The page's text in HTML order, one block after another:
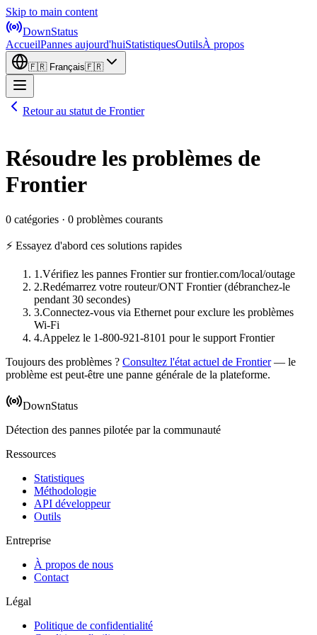
Skip to main content
DownStatus
AccueilPannes aujourd'huiStatistiquesOutilsÀ propos
🇫🇷 Français🇫🇷
Retour au statut de Frontier
Résoudre les problèmes de
Frontier
0 catégories · 0 problèmes courants
⚡ Essayez d'abord ces solutions rapides
1 .Vérifiez les pannes Frontier sur frontier.com/local/outage
2.Redémarrez votre routeur/ONT Frontier (débranchez-le
pendant 30 secondes)
3.Connectez-vous via Ethernet pour exclure les problèmes
Wi-Fi
4.Appelez le 1-800-921-8101 pour le support Frontier
Toujours des problèmes ? Consultez l'état actuel de Frontier — le
problème est peut-être une panne générale de la plateforme.
DownStatus
Détection des pannes pilotée par la communauté
Ressources
Statistiques
Méthodologie
API développeur
Outils
Entreprise
À propos de nous
Contact
Légal
Politique de confidentialité